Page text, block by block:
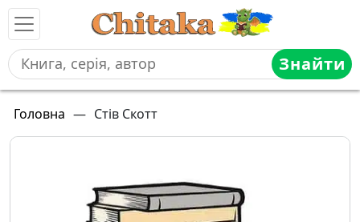
Знайти
Головна — Стів Скотт